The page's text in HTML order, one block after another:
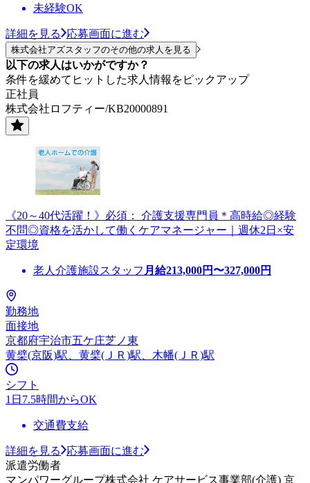
未経験OK
詳細を見る 応募画面に進む
株式会社アズスタッフのその他の求人を見る
以下の求人はいかがですか？
条件を緩めてヒットした求人情報をピックアップ
正社員
株式会社ロフティー/KB20000891
《20～40代活躍！》必須： 介護支援専門員＊高時給◎経験
不問◎資格を活かして働くケアマネージャー｜週休2日×安
定環境
老人介護施設スタッフ 月給213,000円〜327,000円
勤務地
面接地
京都府宇治市五ケ庄芝ノ東
黄檗(京阪)駅、黄檗(ＪＲ)駅、木幡(ＪＲ)駅
シフト
1日7.5時間からOK
交通費支給
詳細を見る
応募画面に進む
派遣労働者
マンパワーグループ株式会社 ケアサービス事業部(介護) 京